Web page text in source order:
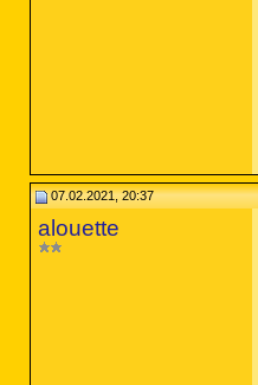
07.02.2021, 20:37
alouette